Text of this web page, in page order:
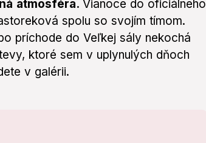
atmosféra. Vianoce do oficiálneho
spolu so svojím tímom.
príchode do Veľkej sály nekochá
ktoré sem v uplynulých dňoch
v galérii.